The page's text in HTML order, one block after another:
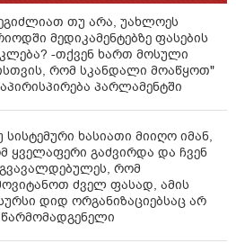
თუ არა, უახლოეს
მედიკამენტებზე ფასების
-თქვენ ხართ მოსული
რომ სკანდალი მოაწყოთ"
პარლამენტში
სისტემური ხასიათი მიიღო იმან,
ყველაფერი გაძვირდა და ჩვენ
რომ
ძველ ფასად, ამის
დიდ ორგანიზაციებსაც არ
წარმომადგენელი